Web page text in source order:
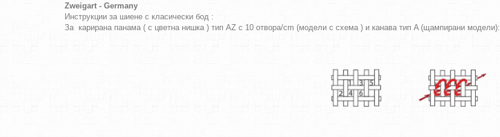
Zweigart - Germany
Инструкции за шиене с класически бод :
За карирана панама ( с цветна нишка ) тип AZ с 10 отвора/cm (модели с схема ) и канава тип A (щампирани модели):